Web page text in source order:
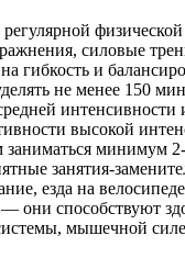
силовые
гибкость и
не менее 150
высокой
заниматься минимум
занятия-
езда на
— они способствуют
мышечной